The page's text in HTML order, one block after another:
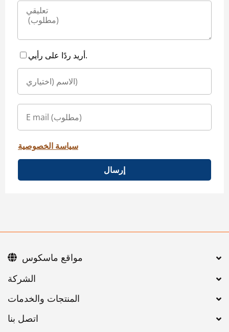
أريد ردًا على رأيي.
سياسة الخصوصية
إرسال
اتصل بنا
مواقع ماسكوس